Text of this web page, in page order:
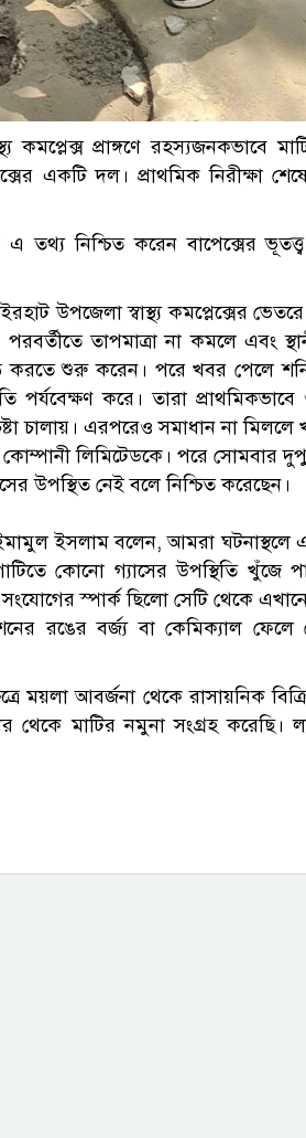
প্রাঙ্গণে রহস্যজনকভাবে
একটি দল। প্রাথমিক নিরীক্ষা
নিশ্চিত করেন বাপেক্সের ভূতত্ত্ব
উপজেলা স্বাস্থ্য কমপ্লেক্সের
তাপমাত্রা না কমলে এবং
করতে শুরু করেন। পরে খবর পেলে
পর্যবেক্ষণ করে। তারা
চালায়। এরপরেও সমাধান না
লিমিটেডকে। পরে সোমবার
উপস্থিত নেই বলে নিশ্চিত করেছেন।
ইসলাম বলেন, আমরা ঘটনাস্থলে
কোনো গ্যাসের উপস্থিতি খুঁজে
স্পার্ক ছিলো সেটি থেকে
রঙের বর্জ্য বা কেমিক্যাল ফেলে
ময়লা আবর্জনা থেকে রাসায়নিক
মাটির নমুনা সংগ্রহ করেছি।